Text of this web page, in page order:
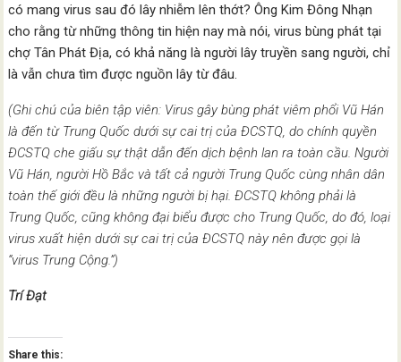
có mang virus sau đó lây nhiễm lên thớt? Ông Kim Đông Nhạn
cho rằng từ những thông tin hiện nay mà nói, virus bùng phát tại
chợ Tân Phát Địa, có khả năng là người lây truyền sang người, chỉ
là vẫn chưa tìm được nguồn lây từ đâu.
(Ghi chú của biên tập viên: Virus gây bùng phát viêm phổi Vũ Hán
là đến từ Trung Quốc dưới sự cai trị của ĐCSTQ, do chính quyền
ĐCSTQ che giấu sự thật dẫn đến dịch bệnh lan ra toàn cầu. Người
Vũ Hán, người Hồ Bắc và tất cả người Trung Quốc cùng nhân dân
toàn thế giới đều là những người bị hại. ĐCSTQ không phải là
Trung Quốc, cũng không đại biểu được cho Trung Quốc, do đó, loại
virus xuất hiện dưới sự cai trị của ĐCSTQ này nên được gọi là
“virus Trung Cộng.”)
Trí Đạt
Share this: